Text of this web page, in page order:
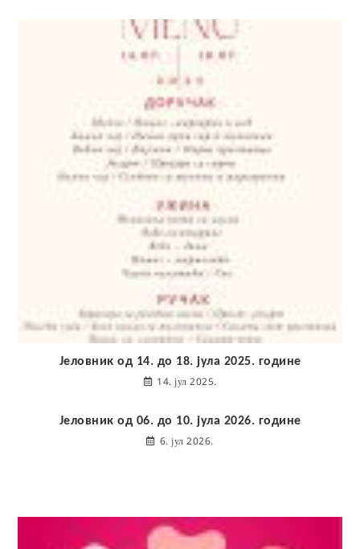
Јеловник од 14. до 18. јула 2025. године
14. јул 2025.
Јеловник од 06. до 10. јула 2026. године
6. јул 2026.